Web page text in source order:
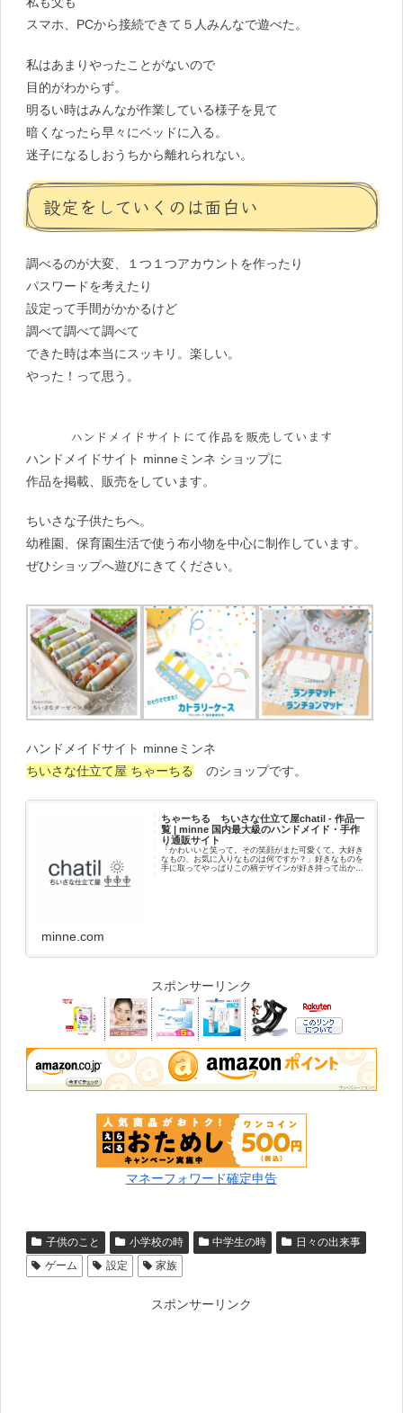
スマホ、PCから接続できて５人みんなで遊べた。
私はあまりやったことがないので
目的がわからず。
明るい時はみんなが作業している様子を見て
暗くなったら早々にベッドに入る。
迷子になるしおうちから離れられない。
設定をしていくのは面白い
調べるのが大変、１つ１つアカウントを作ったり
パスワードを考えたり
設定って手間がかかるけど
調べて調べて調べて
できた時は本当にスッキリ。楽しい。
やった！って思う。
ハンドメイドサイトにて作品を販売しています
ハンドメイドサイト minneミンネ ショップに
作品を掲載、販売をしています。
ちいさな子供たちへ。
幼稚園、保育園生活で使う布小物を中心に制作しています。
ぜひショップへ遊びにきてください。
ハンドメイドサイト minneミンネ
ちいさな仕立て屋 ちゃーちる
のショップです。
ちゃーちる ちいさな仕立て屋chatil - 作品一
覧 | minne 国内最大級のハンドメイド・手作
り通販サイト
「かわいいと笑って。その笑顔がまた可愛くて。大好き
なもの、お気に入りなものは何ですか？」好きなものを
手に取ってやっぱりこの柄デザインが好き持って出かけ
minne.com
スポンサーリンク
マネーフォワード確定申告
子供のこと 小学校の時 中学生の時
日々の出来事
ゲーム
設定 家族
スポンサーリンク